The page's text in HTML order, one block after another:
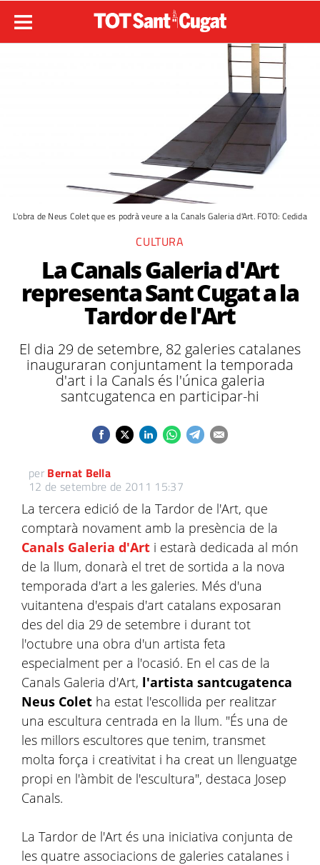
L'obra de Neus Colet que es podrà veure a la Canals Galeria d'Art. FOTO: Cedida
CULTURA
La Canals Galeria d'Art
representa Sant Cugat a la
Tardor de l'Art
El dia 29 de setembre, 82 galeries catalanes
inauguraran conjuntament la temporada
d'art i la Canals és l'única galeria
santcugatenca en participar-hi
per Bernat Bella
12 de setembre de 2011 15:37
La tercera edició de la Tardor de l'Art, que
comptarà novament amb la presència de la
Canals Galeria d'Art i estarà dedicada al món
de la llum, donarà el tret de sortida a la nova
temporada d'art a les galeries. Més d'una
vuitantena d'espais d'art catalans exposaran
des del dia 29 de setembre i durant tot
l'octubre una obra d'un artista feta
especialment per a l'ocasió. En el cas de la
Canals Galeria d'Art, l'artista santcugatenca
Neus Colet ha estat l'escollida per realitzar
una escultura centrada en la llum. "És una de
les millors escultores que tenim, transmet
molta força i creativitat i ha creat un llenguatge
propi en l'àmbit de l'escultura", destaca Josep
Canals.
La Tardor de l'Art és una iniciativa conjunta de
les quatre associacions de galeries catalanes i